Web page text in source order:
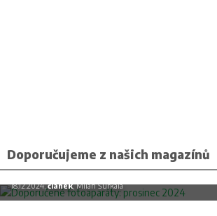
Doporučujeme z našich magazínů
Doporučené fotoaparáty: prosinec 2024
18.12.2024,článek, Milan Šurkala